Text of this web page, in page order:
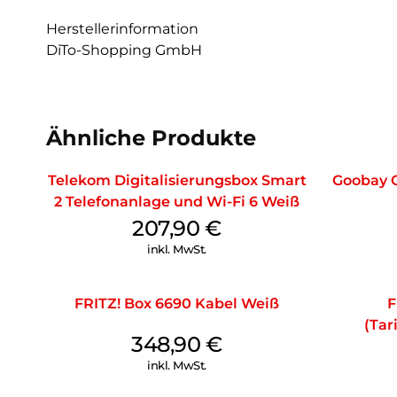
Herstellerinformation
DiTo-Shopping GmbH
Ähnliche Produkte
Telekom Digitalisierungsbox Smart
2 Telefonanlage und Wi-Fi 6 Weiß
207,90€
inkl. MwSt.
Goobay
FRITZ! Box 6690 Kabel Weiß
348,90€
inkl. MwSt.